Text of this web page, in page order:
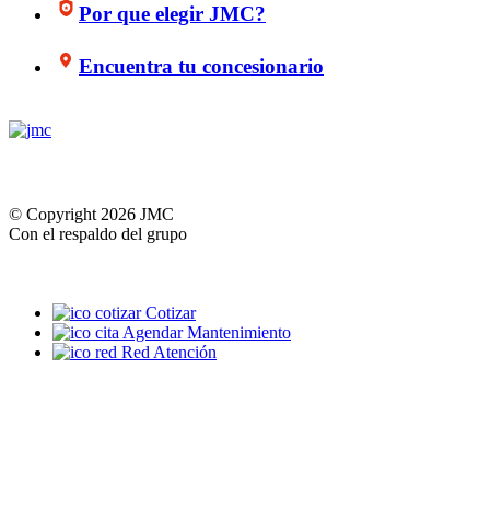
Por que elegir JMC?
Encuentra tu concesionario
© Copyright 2026 JMC
Con el respaldo del grupo
Cotizar
Agendar Mantenimiento
Red Atención